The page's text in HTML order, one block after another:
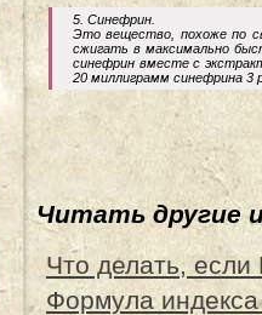
5. Синефрин.
Это вещество, похоже по
сжигать в максимально
синефрин вместе с
20 миллиграмм синефрина 3
Читать другие
Что делать, если
Формула